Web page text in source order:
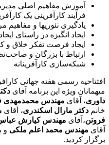
آموزش مفاهیم اصلي
فرآیند کارآفرینی یک
یادگیری تئوری­ها و مفاهیم
ایجاد انگیزه در راستای
ایجاد فرصت تفکر خلاق و
ارتباط با بزرگان و
شبکه‌سازی کارآفرینانه
افتتاحیه رسمی هفته جهانی
میهمانان ویژه این برنامه آقای
داوری، آقای مهندس محمدمهدی
خانم دکتر مارال اسکندری، آقای
فروتن،آقای مهندس کیارش
آقای مهندس محمد اعلم ملکی و
برگزار کردید.